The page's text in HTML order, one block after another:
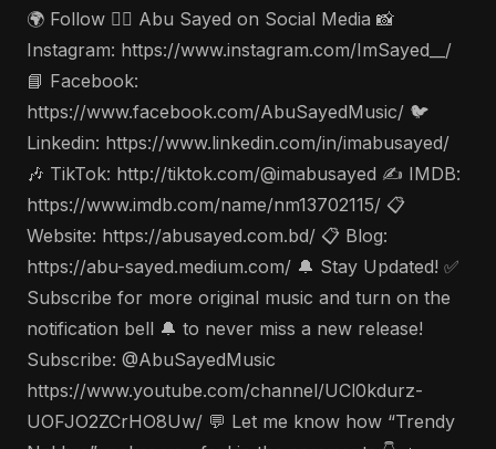
🌍 Follow 🤵‍♂️ Abu Sayed on Social Media 📸
Instagram: https://www.instagram.com/ImSayed__/
📘 Facebook:
https://www.facebook.com/AbuSayedMusic/ 🐦
Linkedin: https://www.linkedin.com/in/imabusayed/
🎶 TikTok: http://tiktok.com/@imabusayed ✍️ IMDB:
https://www.imdb.com/name/nm13702115/ 📋
Website: https://abusayed.com.bd/ 📋 Blog:
https://abu-sayed.medium.com/ 🔔 Stay Updated! ✅
Subscribe for more original music and turn on the
notification bell 🔔 to never miss a new release!
Subscribe: @AbuSayedMusic
https://www.youtube.com/channel/UCl0kdurz-
UOFJO2ZCrHO8Uw/ 💬 Let me know how “Trendy